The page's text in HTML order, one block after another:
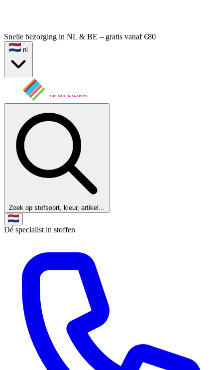
Snelle bezorging in NL & BE – gratis vanaf €80
nl
Zoek op stofsoort, kleur, artikel...
Dé specialist in stoffen